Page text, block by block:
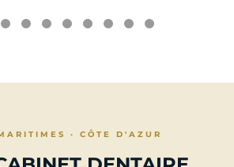
· CÔTE D'AZUR